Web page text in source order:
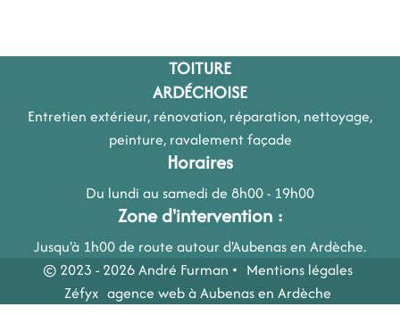
TOITURE
ARDÉCHOISE
Entretien extérieur, rénovation, réparation, nettoyage,
peinture, ravalement façade
Horaires
Du lundi au samedi de 8h00 - 19h00
Zone d'intervention :
Jusqu'à 1h00 de route autour d'Aubenas en Ardèche.
© 2023 - 2026 André Furman • Mentions légales
Zéfyx agence web à Aubenas en Ardèche